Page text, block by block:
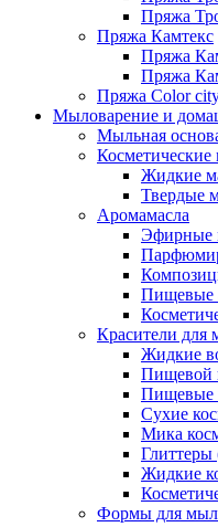
Пряжа
Пряжа Камтекс
Пряжа
Пряжа
Пряжа Color
Мыловарение и
Мыльная
Косметические
Жидкие
Твердые
Аромамасла
Эфирные
Пищевые
Красители для
Жидкие
Пищевой
Пищевые
Сухие
Мика
Глиттеры
Жидкие
Формы для